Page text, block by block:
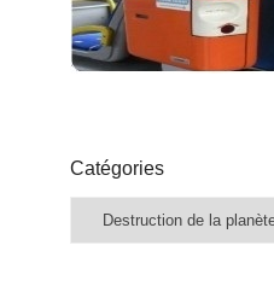
Catégories
Catégories